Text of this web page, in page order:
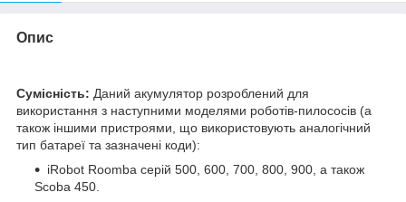
Опис
Сумісність: Даний акумулятор розроблений для
використання з наступними моделями роботів-пилососів (а
також іншими пристроями, що використовують аналогічний
тип батареї та зазначені коди):
iRobot Roomba серій 500, 600, 700, 800, 900, а також
Scoba 450.